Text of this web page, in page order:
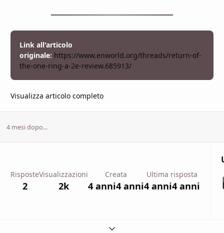
Link all'articolo
originale: https://www.enworld.org/threads/return-of-
the-one-ring-a-2e-review.685913/
Visualizza articolo completo
4 mesi dopo...
Risposte
2
Visualizzazioni
2k
Creata
4 anni4 anni
Ultima risposta
4 anni4 anni
Espandi panoramica del topic